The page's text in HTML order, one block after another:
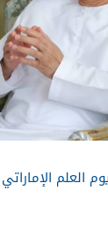
العلم